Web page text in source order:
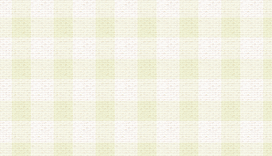
社は事前に会員本人の同意を得るものとします。
3.前項の定めに拘わらず、当社は、以下の目的に
意を 得ることなく、会員個人を識別できる情報
づき選定した委託業者に対して当社の責任におい
できるものとします。な お、当社は、当該委託
契約を締結しこれを遵守させるとともに、本規約
の注意をもって当該情報を使用させるものとし ま
a.本サービスに係る謝礼、景品、調査サンプル品
b.会員からの電話、メール等の問い合わせなどへ